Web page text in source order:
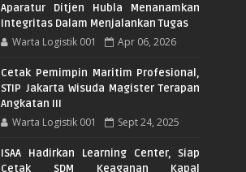
Aparatur Ditjen Hubla Menanamkan
Integritas Dalam Menjalankan Tugas
Warta Logistik 001 Apr 06, 2026
Cetak Pemimpin Maritim Profesional,
STIP Jakarta Wisuda Magister Terapan
Angkatan III
Warta Logistik 001 Sept 24, 2025
ISAA Hadirkan Learning Center, Siap
Cetak SDM Keaganan Kapal